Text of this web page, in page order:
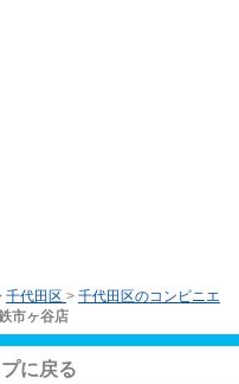
千代田区 > 千代田区のコンビニエ
市ヶ谷店
に戻る